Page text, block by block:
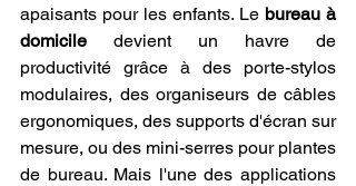
apaisants pour les enfants. Le bureau à
domicile devient un havre de
productivité grâce à des porte-stylos
modulaires, des organiseurs de câbles
ergonomiques, des supports d'écran sur
mesure, ou des mini-serres pour plantes
de bureau. Mais l'une des applications